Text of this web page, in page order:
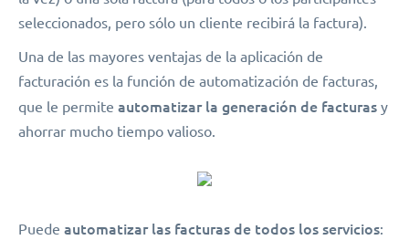
seleccionados, pero sólo un cliente recibirá la factura).
Una de las mayores ventajas de la aplicación de
facturación es la función de automatización de facturas,
que le permite automatizar la generación de facturas y
ahorrar mucho tiempo valioso.
Puede automatizar las facturas de todos los servicios: